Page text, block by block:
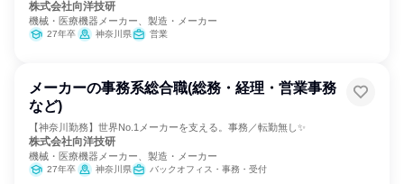
株式会社向洋技研
機械・医療機器メーカー、製造・メーカー
27年卒 神奈川県 営業
メーカーの事務系総合職(総務・経理・営業事務
など)
【神奈川勤務】世界No.1メーカーを支える。事務／転勤無し✨
株式会社向洋技研
機械・医療機器メーカー、製造・メーカー
27年卒 神奈川県 バックオフィス・事務・受付